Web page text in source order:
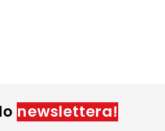
newslettera!